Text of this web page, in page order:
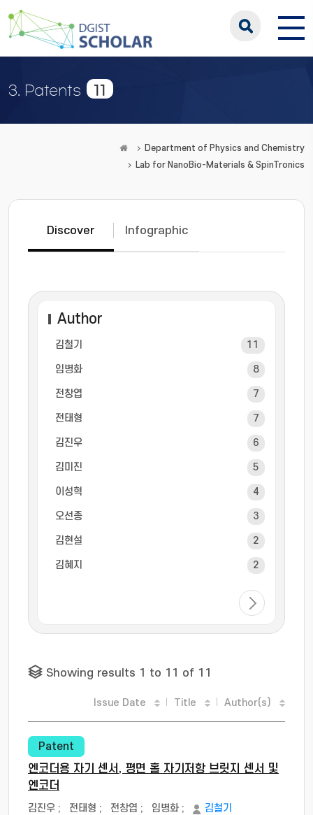
3. Patents 11
Department of Physics and Chemistry
Lab for NanoBio-Materials & SpinTronics
Discover Infographic
Author
김철기 11
임병화 8
전창엽 7
전태형 7
김진우 6
김미진 5
이성혁 4
오선종 3
김현설 2
김혜지 2
Showing results 1 to 11 of 11
Issue Date Title Author(s)
Patent
엔코더용 자기 센서, 평면 홀 자기저항 브릿지 센서 및
엔코더
김진우 ; 전태형 ; 전창엽 ; 임병화 ; 김철기